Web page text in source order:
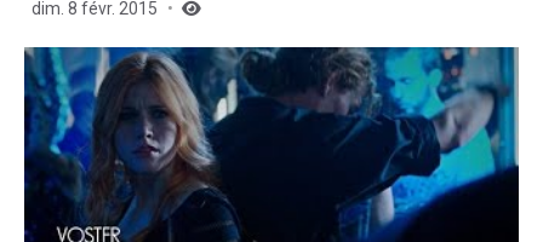
dim. 8 févr. 2015